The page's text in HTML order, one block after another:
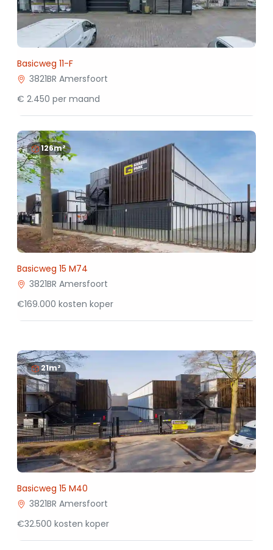
Basicweg 11-F
3821BR Amersfoort
€ 2.450 per maand
126m²
Basicweg 15 M74
3821BR Amersfoort
€169.000 kosten koper
21m²
Basicweg 15 M40
3821BR Amersfoort
€32.500 kosten koper